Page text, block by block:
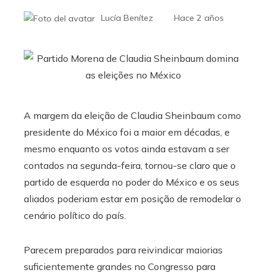
Lucía Benítez Hace 2 años
A margem da eleição de Claudia Sheinbaum como
presidente do México foi a maior em décadas, e
mesmo enquanto os votos ainda estavam a ser
contados na segunda-feira, tornou-se claro que o
partido de esquerda no poder do México e os seus
aliados poderiam estar em posição de remodelar o
cenário político do país.
Parecem preparados para reivindicar maiorias
suficientemente grandes no Congresso para